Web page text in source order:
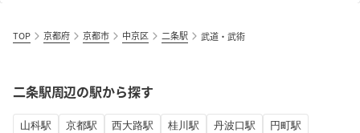
TOP 京都府 京都市 中京区 二条駅 武道・武術
二条駅周辺の駅から探す
山科駅 京都駅 西大路駅 桂川駅 丹波口駅
円町駅